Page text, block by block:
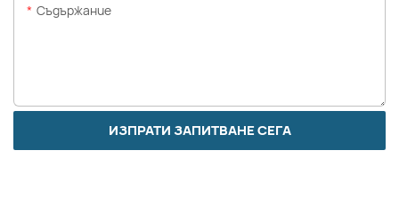
Съдържание
ИЗПРАТИ ЗАПИТВАНЕ СЕГА